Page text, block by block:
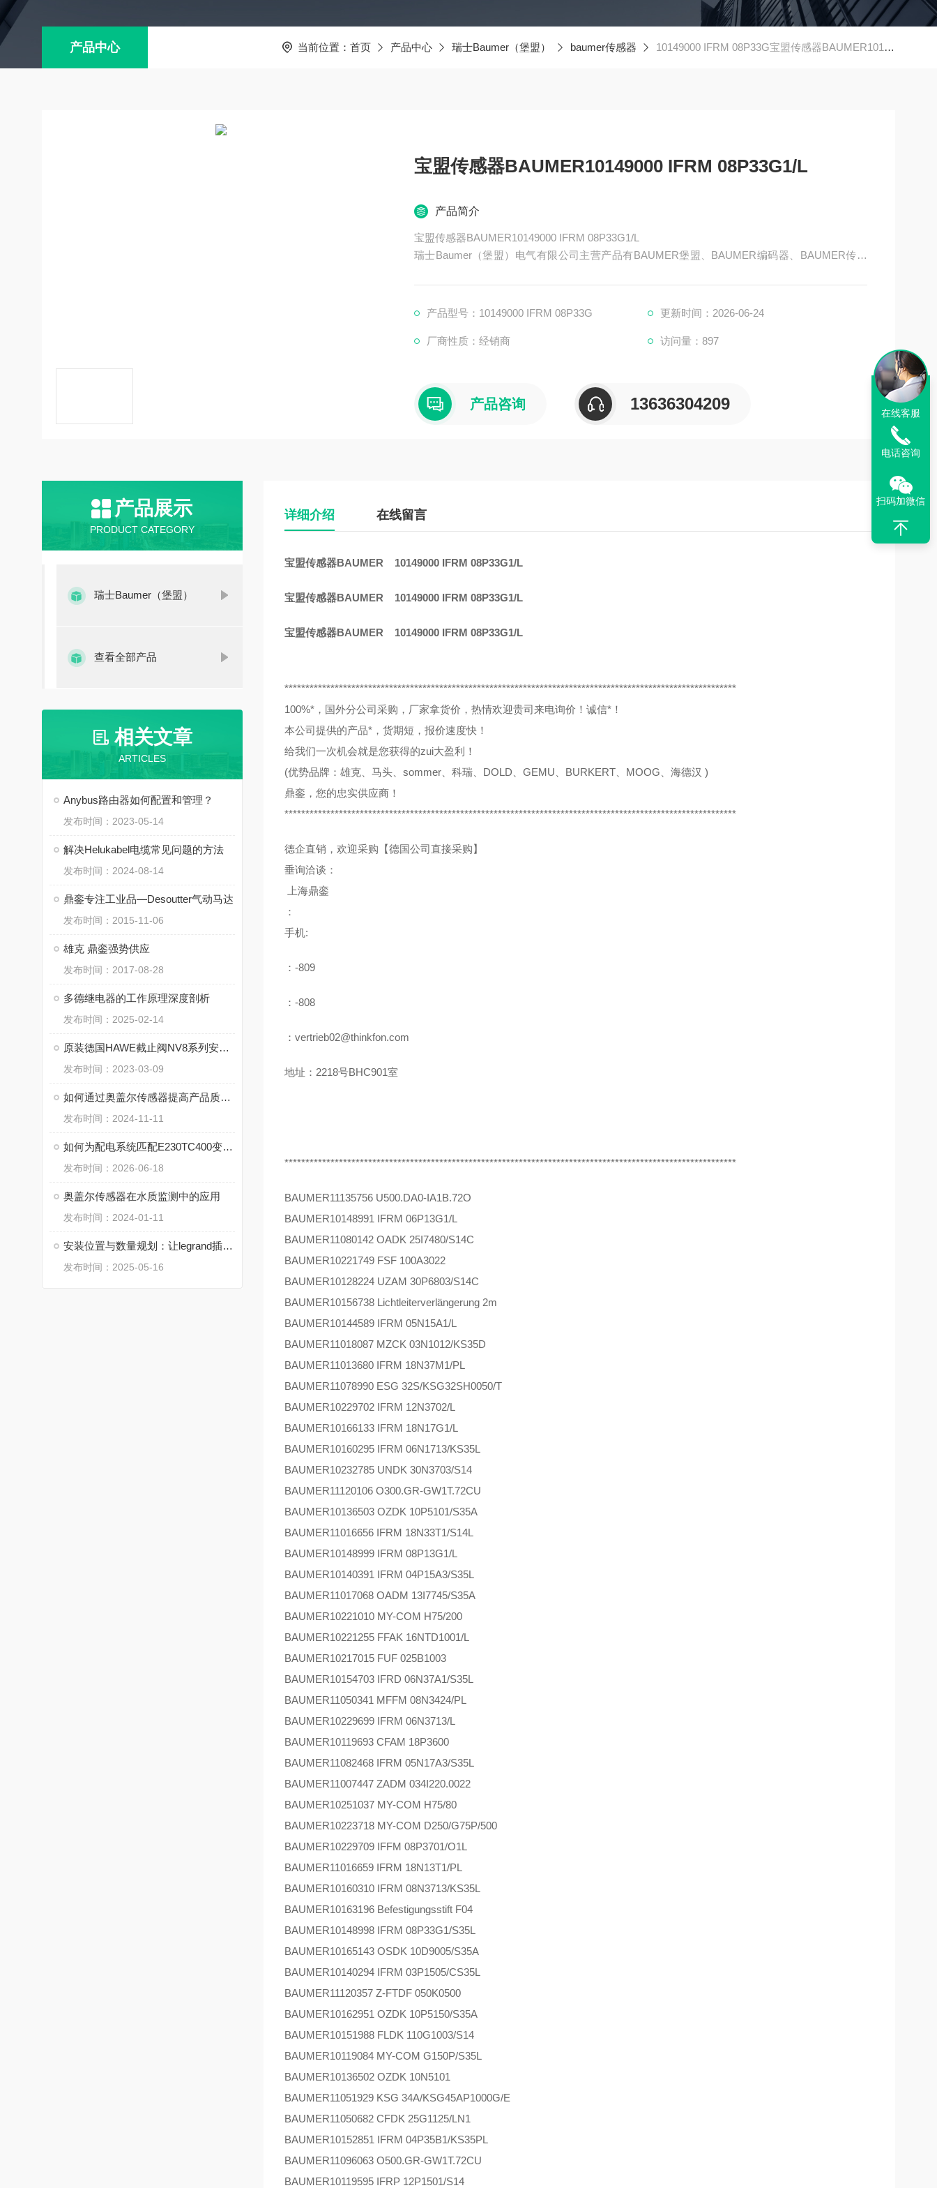
产品中心 当前位置： 首页 产品中心 瑞士Baumer（堡盟） baumer传感器 10149000 IFRM 08P33G宝盟传感器BAUMER10149000 IFRM 08P33G1/L
宝盟传感器BAUMER10149000 IFRM 08P33G1/L
产品简介
宝盟传感器BAUMER10149000 IFRM 08P33G1/L
瑞士Baumer（堡盟）电气有限公司主营产品有BAUMER堡盟、BAUMER编码器、BAUMER传感
产品型号：10149000 IFRM 08P33G
更新时间：2026-06-24
厂商性质：经销商 访问量：897
产品咨询 13636304209
产品展示
PRODUCT CATEGORY
瑞士Baumer（堡盟）
查看全部产品
相关文章
ARTICLES
Anybus路由器如何配置和管理？
发布时间：2023-05-14
解决Helukabel电缆常见问题的方法
发布时间：2024-08-14
鼎銮专注工业品—Desoutter气动马达
发布时间：2015-11-06
雄克 鼎銮强势供应
发布时间：2017-08-28
多德继电器的工作原理深度剖析
发布时间：2025-02-14
原装德国HAWE截止阀NV8系列安装流程资料下载
发布时间：2023-03-09
如何通过奥盖尔传感器提高产品质量监控
发布时间：2024-11-11
如何为配电系统匹配E230TC400变压器
发布时间：2026-06-18
奥盖尔传感器在水质监测中的应用
发布时间：2024-01-11
安装位置与数量规划：让legrand插座提升用电效率
发布时间：2025-05-16
详细介绍 在线留言
宝盟传感器BAUMER 10149000 IFRM 08P33G1/L
宝盟传感器BAUMER 10149000 IFRM 08P33G1/L
宝盟传感器BAUMER 10149000 IFRM 08P33G1/L
************************************************************************************************************
100%*，国外分公司采购，厂家拿货价，热情欢迎贵司来电询价！诚信*！
本公司提供的产品*，货期短，报价速度快！
给我们一次机会就是您获得的zui大盈利！
(优势品牌：雄克、马头、sommer、科瑞、DOLD、GEMU、BURKERT、MOOG、海德汉 )
鼎銮，您的忠实供应商！
************************************************************************************************************
德企直销，欢迎采购【德国公司直接采购】
垂询洽谈：
上海鼎銮
：
手机:
：-809
：-808
：vertrieb02@thinkfon.com
地址：2218号BHC901室
************************************************************************************************************
BAUMER11135756 U500.DA0-IA1B.72O
BAUMER10148991 IFRM 06P13G1/L
BAUMER11080142 OADK 25I7480/S14C
BAUMER10221749 FSF 100A3022
BAUMER10128224 UZAM 30P6803/S14C
BAUMER10156738 Lichtleiterverlängerung 2m
BAUMER10144589 IFRM 05N15A1/L
BAUMER11018087 MZCK 03N1012/KS35D
BAUMER11013680 IFRM 18N37M1/PL
BAUMER11078990 ESG 32S/KSG32SH0050/T
BAUMER10229702 IFRM 12N3702/L
BAUMER10166133 IFRM 18N17G1/L
BAUMER10160295 IFRM 06N1713/KS35L
BAUMER10232785 UNDK 30N3703/S14
BAUMER11120106 O300.GR-GW1T.72CU
BAUMER10136503 OZDK 10P5101/S35A
BAUMER11016656 IFRM 18N33T1/S14L
BAUMER10148999 IFRM 08P13G1/L
BAUMER10140391 IFRM 04P15A3/S35L
BAUMER11017068 OADM 13I7745/S35A
BAUMER10221010 MY-COM H75/200
BAUMER10221255 FFAK 16NTD1001/L
BAUMER10217015 FUF 025B1003
BAUMER10154703 IFRD 06N37A1/S35L
BAUMER11050341 MFFM 08N3424/PL
BAUMER10229699 IFRM 06N3713/L
BAUMER10119693 CFAM 18P3600
BAUMER11082468 IFRM 05N17A3/S35L
BAUMER11007447 ZADM 034I220.0022
BAUMER10251037 MY-COM H75/80
BAUMER10223718 MY-COM D250/G75P/500
BAUMER10229709 IFFM 08P3701/O1L
BAUMER11016659 IFRM 18N13T1/PL
BAUMER10160310 IFRM 08N3713/KS35L
BAUMER10163196 Befestigungsstift F04
BAUMER10148998 IFRM 08P33G1/S35L
BAUMER10165143 OSDK 10D9005/S35A
BAUMER10140294 IFRM 03P1505/CS35L
BAUMER11120357 Z-FTDF 050K0500
BAUMER10162951 OZDK 10P5150/S35A
BAUMER10151988 FLDK 110G1003/S14
BAUMER10119084 MY-COM G150P/S35L
BAUMER10136502 OZDK 10N5101
BAUMER11051929 KSG 34A/KSG45AP1000G/E
BAUMER11050682 CFDK 25G1125/LN1
BAUMER10152851 IFRM 04P35B1/KS35PL
BAUMER11096063 O500.GR-GW1T.72CU
BAUMER10119595 IFRP 12P1501/S14
在线客服
电话咨询
扫码加微信